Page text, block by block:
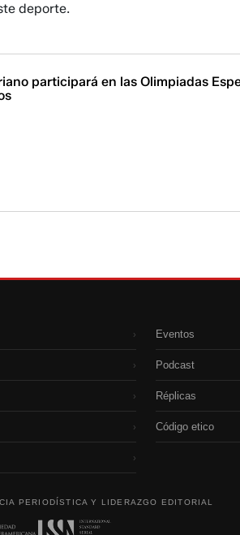
deporte.
participará en las Olimpiadas
›
›
›
›
›
Eventos
Podcast
Réplicas
Código etico
PERIODÍSTICA Y LIDERAZGO EDITORIAL